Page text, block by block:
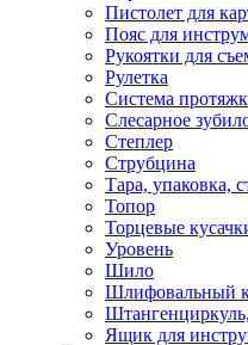
Пистолет для
Пояс для
Рукоятки для
Рулетка
Система
Слесарное
Степлер
Струбцина
Тара, упаковка,
Топор
Торцевые
Уровень
Шило
Шлифовальный
Ящик для